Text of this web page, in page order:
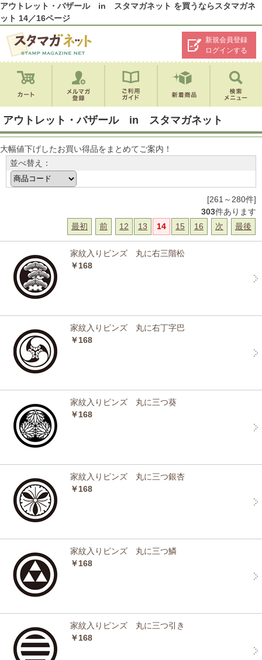
アウトレット・バザール in スタマガネット を買うならスタマガネ
ット 14／16ページ
新規会員登録
ログインする
アウトレット・バザール in スタマガネット
大幅値下げしたお買い得品をまとめてご案内！
並べ替え：
[261～280件]
303件あります
最初
前 12 13 14 15 16 次 最後
家紋入りピンズ 丸に右三階松
￥168
家紋入りピンズ 丸に右丁字巴
￥168
家紋入りピンズ 丸に三つ葵
￥168
家紋入りピンズ 丸に三つ銀杏
￥168
家紋入りピンズ 丸に三つ鱗
￥168
家紋入りピンズ 丸に三つ引き
￥168